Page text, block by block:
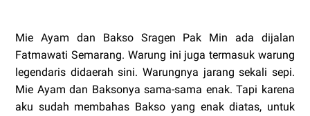
Mie Ayam dan Bakso Sragen Pak Min ada dijalan
Fatmawati Semarang. Warung ini juga termasuk warung
legendaris didaerah sini. Warungnya jarang sekali sepi.
Mie Ayam dan Baksonya sama-sama enak. Tapi karena
aku sudah membahas Bakso yang enak diatas, untuk